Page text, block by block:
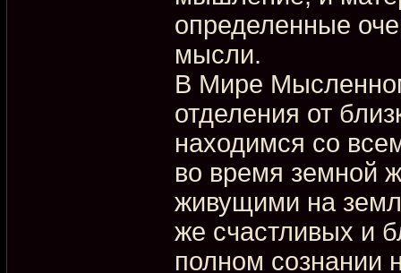
определенные
мысли.
В Мире
отделения от
находимся со
во время земной
живущими на
же счастливых и
полном сознании